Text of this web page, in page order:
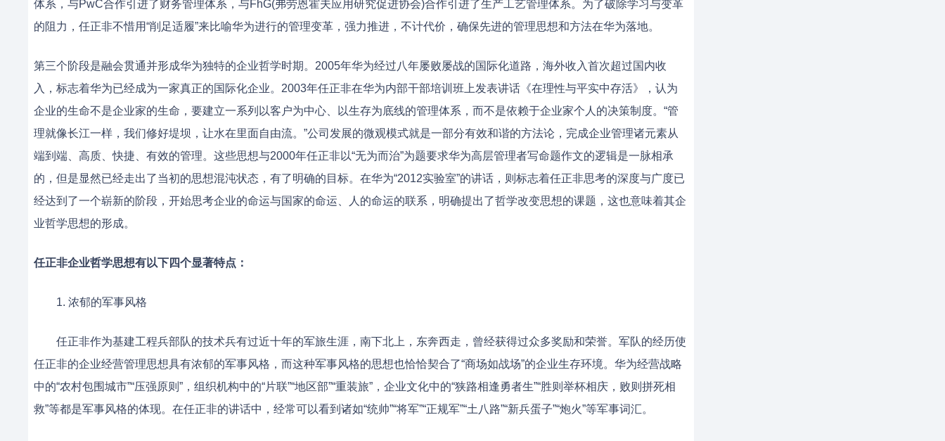
体系，与PwC合作引进了财务管理体系，与FhG(弗劳恩霍夫应用研究促进协会)合作引进了生产工艺管理体系。为了破除学习与变革
的阻力，任正非不惜用“削足适履”来比喻华为进行的管理变革，强力推进，不计代价，确保先进的管理思想和方法在华为落地。
第三个阶段是融会贯通并形成华为独特的企业哲学时期。2005年华为经过八年屡败屡战的国际化道路，海外收入首次超过国内收
入，标志着华为已经成为一家真正的国际化企业。2003年任正非在华为内部干部培训班上发表讲话《在理性与平实中存活》，认为
企业的生命不是企业家的生命，要建立一系列以客户为中心、以生存为底线的管理体系，而不是依赖于企业家个人的决策制度。“管
理就像长江一样，我们修好堤坝，让水在里面自由流。”公司发展的微观模式就是一部分有效和谐的方法论，完成企业管理诸元素从
端到端、高质、快捷、有效的管理。这些思想与2000年任正非以“无为而治”为题要求华为高层管理者写命题作文的逻辑是一脉相承
的，但是显然已经走出了当初的思想混沌状态，有了明确的目标。在华为“2012实验室”的讲话，则标志着任正非思考的深度与广度已
经达到了一个崭新的阶段，开始思考企业的命运与国家的命运、人的命运的联系，明确提出了哲学改变思想的课题，这也意味着其企
业哲学思想的形成。
任正非企业哲学思想有以下四个显著特点：
1. 浓郁的军事风格
任正非作为基建工程兵部队的技术兵有过近十年的军旅生涯，南下北上，东奔西走，曾经获得过众多奖励和荣誉。军队的经历使
任正非的企业经营管理思想具有浓郁的军事风格，而这种军事风格的思想也恰恰契合了“商场如战场”的企业生存环境。华为经营战略
中的“农村包围城市”“压强原则”，组织机构中的“片联”“地区部”“重装旅”，企业文化中的“狭路相逢勇者生”“胜则举杯相庆，败则拼死相
救”等都是军事风格的体现。在任正非的讲话中，经常可以看到诸如“统帅”“将军”“正规军”“土八路”“新兵蛋子”“炮火”等军事词汇。